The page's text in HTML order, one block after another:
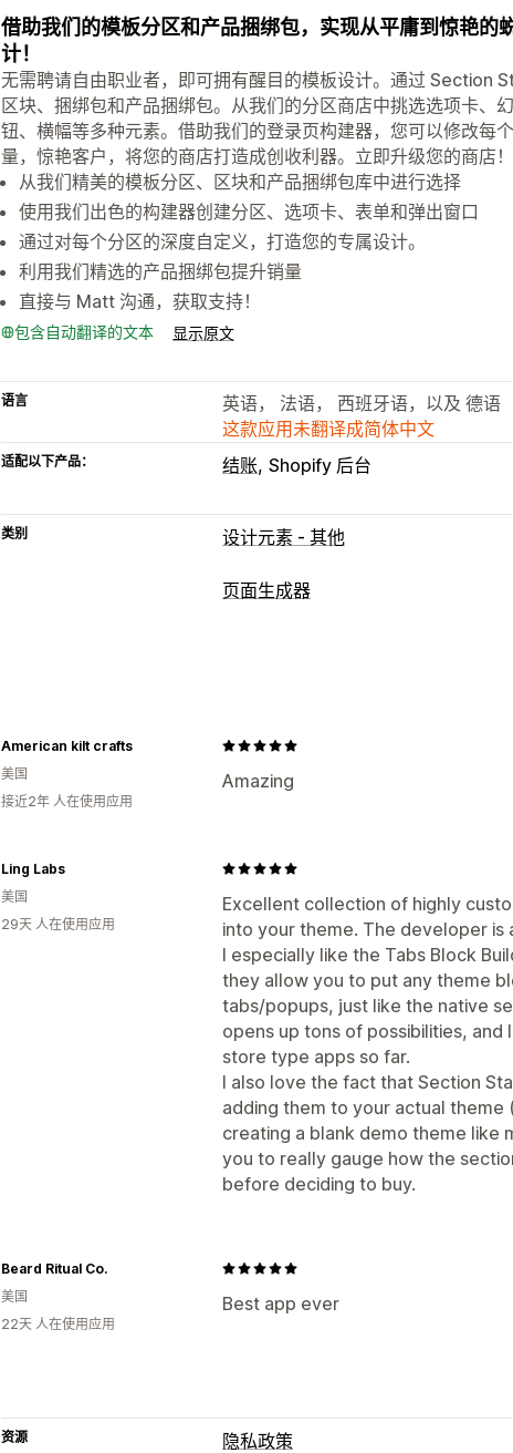
借助我们的模板分区和产品捆绑包，实现从平庸到惊艳的
计！
无需聘请自由职业者，即可拥有醒目的模板设计。通过 Section
区块、捆绑包和产品捆绑包。从我们的分区商店中挑选选项卡、
钮、横幅等多种元素。借助我们的登录页构建器，您可以修改每
量，惊艳客户，将您的商店打造成创收利器。立即升级您的商店！
从我们精美的模板分区、区块和产品捆绑包库中进行选择
使用我们出色的构建器创建分区、选项卡、表单和弹出窗口
通过对每个分区的深度自定义，打造您的专属设计。
利用我们精选的产品捆绑包提升销量
直接与 Matt 沟通，获取支持！
包含自动翻译的文本 显示原文
语言
英语， 法语， 西班牙语，以及 德语
这款应用未翻译成简体中文
适配以下产品： 结账 Shopify 后台
类别 设计元素 - 其他
页面生成器
管理页面
元素 模板
Amazing
American kilt crafts
美国
接近2年 人在使用应用
Excellent collection of highly
into your theme. The developer is
I especially like the Tabs Block
they allow you to put any theme
tabs/popups, just like the native
opens up tons of possibilities,
store type apps so far.
I also love the fact that Section
adding them to your actual
creating a blank demo theme like
you to really gauge how the
before deciding to buy.
Ling Labs
美国
29天 人在使用应用
Best app ever
Beard Ritual Co.
美国
22天 人在使用应用
资源
隐私政策